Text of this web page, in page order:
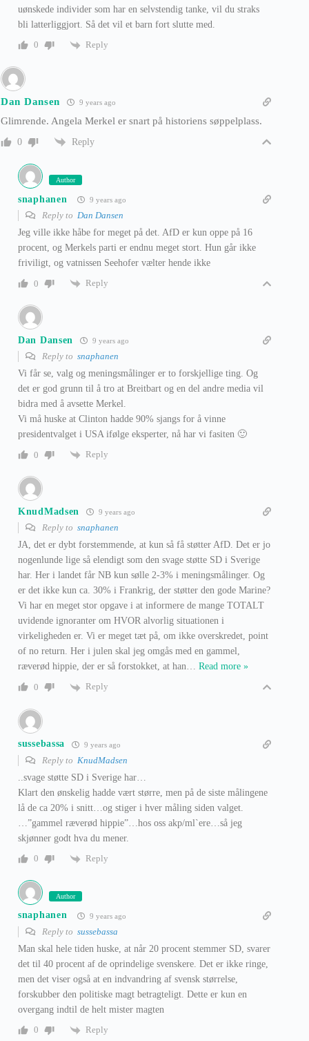
uønskede individer som har en selvstendig tanke, vil du straks
bli latterliggjort. Så det vil et barn fort slutte med.
0
Reply
Dan Dansen 9 years ago
Glimrende. Angela Merkel er snart på historiens søppelplass.
0 Reply
Author
snaphanen 9 years ago
Reply to Dan Dansen
Jeg ville ikke håbe for meget på det. AfD er kun oppe på 16
procent, og Merkels parti er endnu meget stort. Hun går ikke
friviligt, og vatnissen Seehofer vælter hende ikke
0
Reply
Dan Dansen 9 years ago
Reply to snaphanen
Vi får se, valg og meningsmålinger er to forskjellige ting. Og
det er god grunn til å tro at Breitbart og en del andre media vil
bidra med å avsette Merkel.
Vi må huske at Clinton hadde 90% sjangs for å vinne
presidentvalget i USA ifølge eksperter, nå har vi fasiten 🙂
0
Reply
KnudMadsen 9 years ago
Reply to snaphanen
JA, det er dybt forstemmende, at kun så få støtter AfD. Det er jo
nogenlunde lige så elendigt som den svage støtte SD i Sverige
har. Her i landet får NB kun sølle 2-3% i meningsmålinger. Og
er det ikke kun ca. 30% i Frankrig, der støtter den gode Marine?
Vi har en meget stor opgave i at informere de mange TOTALT
uvidende ignoranter om HVOR alvorlig situationen i
virkeligheden er. Vi er meget tæt på, om ikke overskredet, point
of no return. Her i julen skal jeg omgås med en gammel,
ræverød hippie, der er så forstokket, at han… Read more »
0
Reply
sussebassa 9 years ago
Reply to KnudMadsen
..svage støtte SD i Sverige har…
Klart den ønskelig hadde vært større, men på de siste målingene
lå de ca 20% i snitt…og stiger i hver måling siden valget.
…”gammel ræverød hippie”…hos oss akp/ml`ere…så jeg
skjønner godt hva du mener.
0
Reply
Author
snaphanen 9 years ago
Reply to sussebassa
Man skal hele tiden huske, at når 20 procent stemmer SD, svarer
det til 40 procent af de oprindelige svenskere. Det er ikke ringe,
men det viser også at en indvandring af svensk størrelse,
forskubber den politiske magt betragteligt. Dette er kun en
overgang indtil de helt mister magten
0
Reply